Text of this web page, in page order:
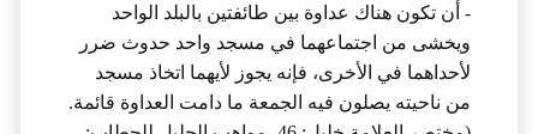
- أن تكون هناك عداوة بين طائفتين بالبلد الواحد
ويخشى من اجتماعهما في مسجد واحد حدوث ضرر
لأحداهما في الأخرى، فإنه يجوز لأيهما اتخاذ مسجد
من ناحيته يصلون فيه الجمعة ما دامت العداوة قائمة.